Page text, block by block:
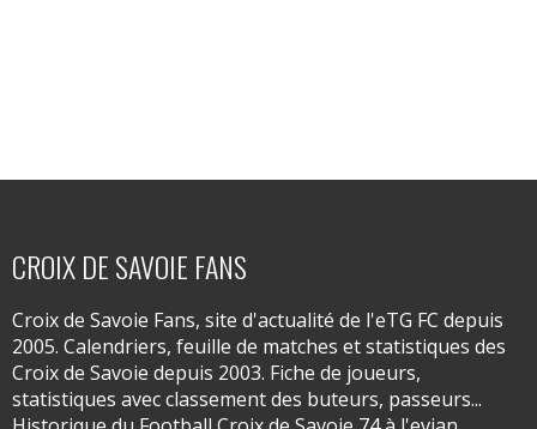
CROIX DE SAVOIE FANS
Croix de Savoie Fans, site d'actualité de l'eTG FC depuis
2005. Calendriers, feuille de matches et statistiques des
Croix de Savoie depuis 2003. Fiche de joueurs,
statistiques avec classement des buteurs, passeurs...